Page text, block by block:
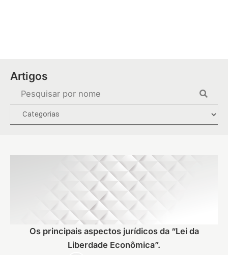
Artigos
Os principais aspectos jurídicos da “Lei da
Liberdade Econômica”.